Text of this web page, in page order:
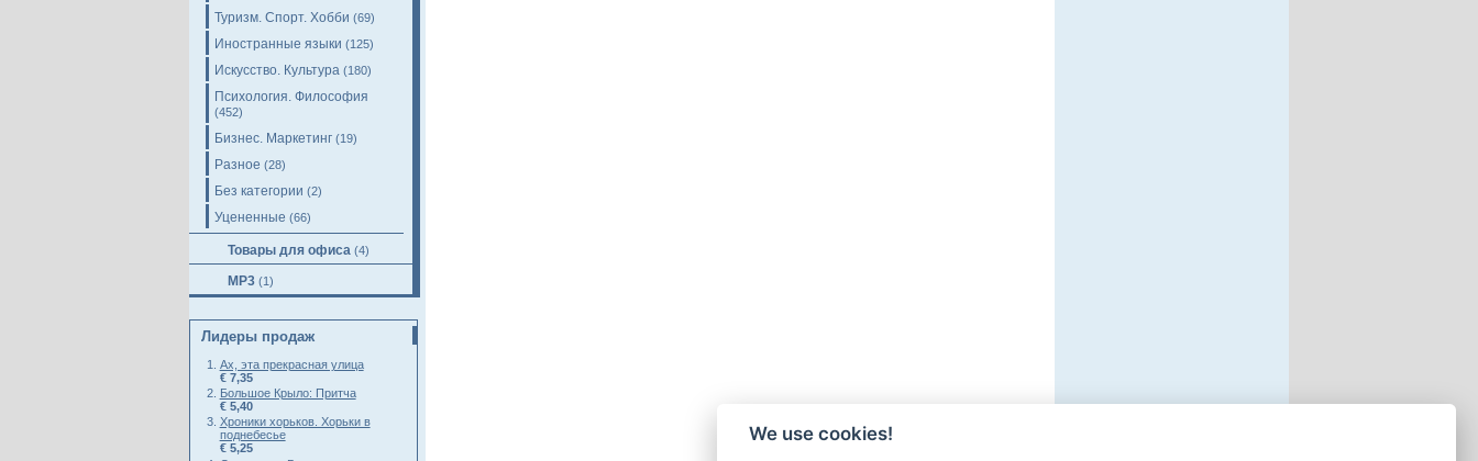
Туризм. Спорт. Хобби (69)
Иностранные языки (125)
Искусство. Культура (180)
Психология. Философия
(452)
Бизнес. Маркетинг (19)
Разное (28)
Без категории (2)
Уцененные (66)
Товары для офиса (4)
MP3 (1)
Лидеры продаж
Ах, эта прекрасная улица
€ 7,35
Большое Крыло: Притча
€ 5,40
Хроники хорьков. Хорьки в
поднебесье
€ 5,25
We use cookies!